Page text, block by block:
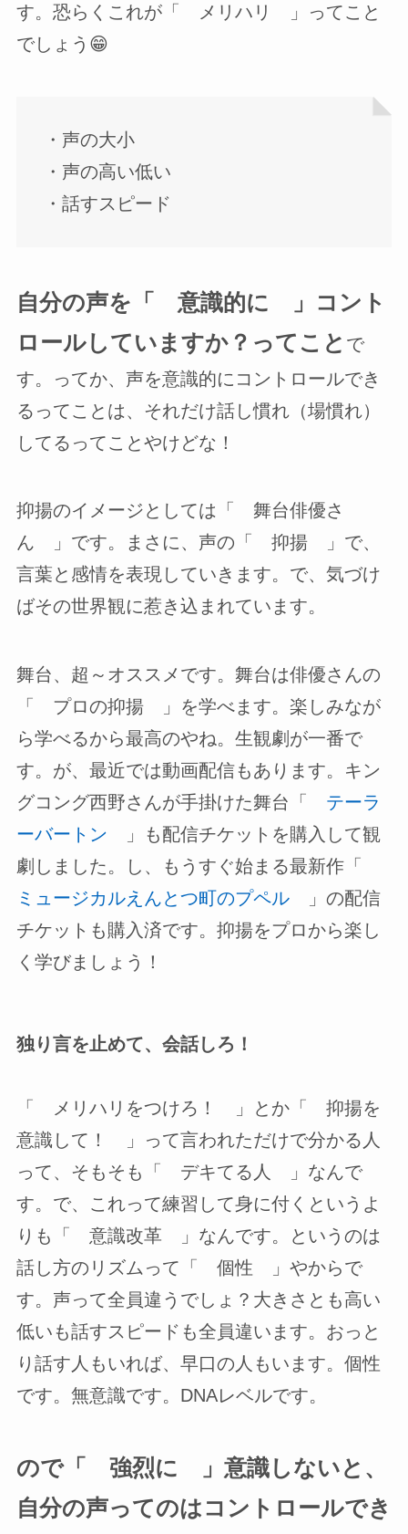
す。恐らくこれが「 メリハリ 」ってこと
でしょう😁
・声の大小
・声の高い低い
・話すスピード
自分の声を「 意識的に 」コント
ロールしていますか？ってこと で
す。ってか、声を意識的にコントロールでき
るってことは、それだけ話し慣れ（場慣れ）
してるってことやけどな！
抑揚のイメージとしては「 舞台俳優さ
ん 」です。まさに、声の「 抑揚 」で、
言葉と感情を表現していきます。で、気づけ
ばその世界観に惹き込まれています。
舞台、超～オススメです。舞台は俳優さんの
「 プロの抑揚 」を学べます。楽しみなが
ら学べるから最高のやね。生観劇が一番で
す。が、最近では動画配信もあります。キン
グコング西野さんが手掛けた舞台「 テーラ
ーバートン 」も配信チケットを購入して観
劇しました。し、もうすぐ始まる最新作「
ミュージカルえんとつ町のプペル」の配信
チケットも購入済です。抑揚をプロから楽し
く学びましょう！
独り言を止めて、会話しろ！
「 メリハリをつけろ！ 」とか「 抑揚を
意識して！ 」って言われただけで分かる人
って、そもそも「 デキてる人 」なんで
す。で、これって練習して身に付くというよ
りも「 意識改革 」なんです。というのは
話し方のリズムって「 個性 」やからで
す。声って全員違うでしょ？大きさとも高い
低いも話すスピードも全員違います。おっと
り話す人もいれば、早口の人もいます。個性
です。無意識です。DNAレベルです。
ので「 強烈に 」意識しないと、
自分の声ってのはコントロールでき